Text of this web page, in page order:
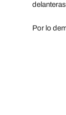
Por lo